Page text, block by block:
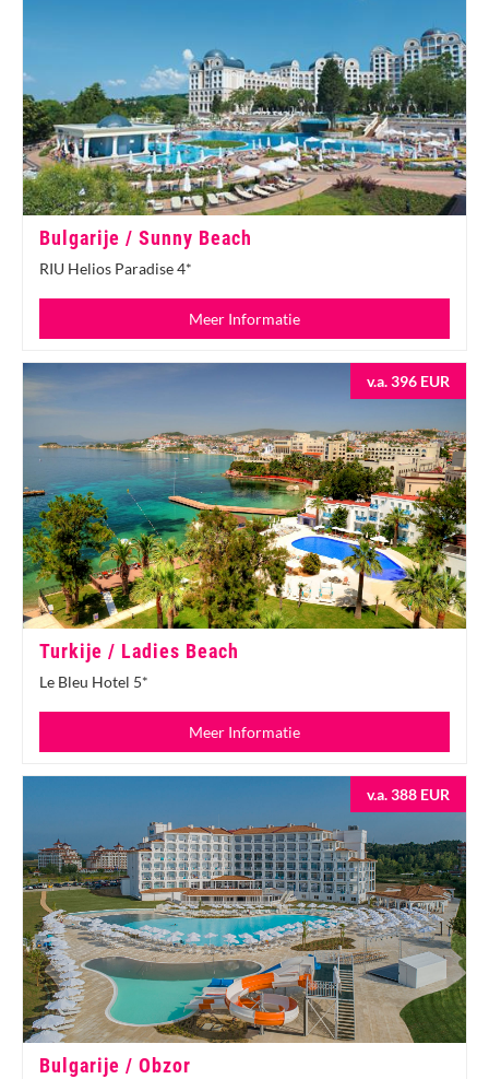
Bulgarije / Sunny Beach
RIU Helios Paradise 4*
Meer Informatie
v.a. 396 EUR
Turkije / Ladies Beach
Le Bleu Hotel 5*
Meer Informatie
v.a. 388 EUR
Bulgarije / Obzor